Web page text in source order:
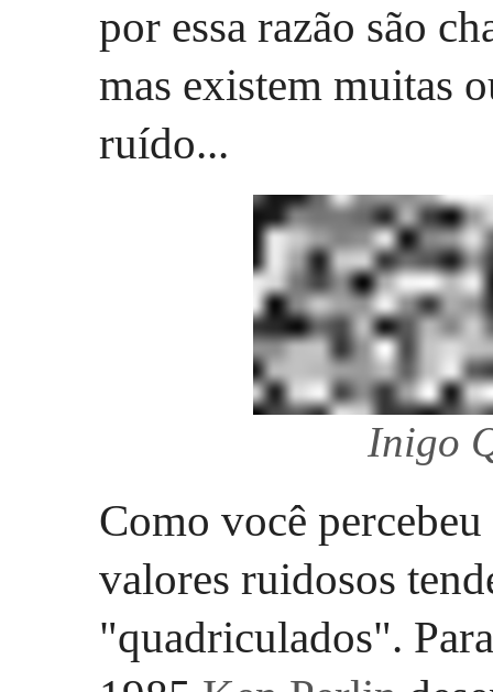
por essa razão são
mas existem muitas
ruído...
Inigo
Como você
valores ruidosos
"quadriculados".